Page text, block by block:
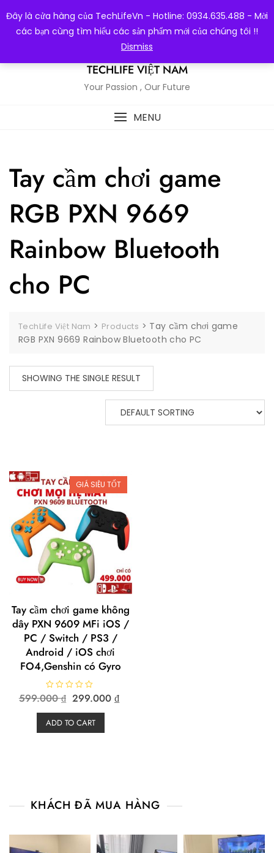
Đây là cửa hàng của TechLifeVn - Hotline: 0934.635.488 - Mời
các bạn cùng tìm hiểu các sản phẩm mới của chúng tôi !!
Dismiss
to
content
TECHLIFE VIỆT NAM
Your Passion , Our Future
MENU
Tay cầm chơi game
RGB PXN 9669
Rainbow Bluetooth
cho PC
TechLife Việt Nam > Products > Tay cầm chơi game
RGB PXN 9669 Rainbow Bluetooth cho PC
SHOWING THE SINGLE RESULT
GIÁ SIÊU TỐT
Tay cầm chơi game không
dây PXN 9609 MFi iOS /
PC / Switch / PS3 /
Android / iOS chơi
FO4,Genshin có Gyro
R
a
d
0
599.000₫ Original
price
was:
599.000 ₫.
299.000 ₫
ADD TO CART
KHÁCH ĐÃ MUA HÀNG